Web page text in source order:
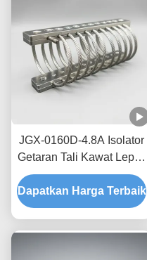
JGX-0160D-4.8A Isolator
Getaran Tali Kawat Lepas
Pantai Laut Bebas
Perawatan Shock Mount
Baja Tahan Karat
Dapatkan Harga Terbaik